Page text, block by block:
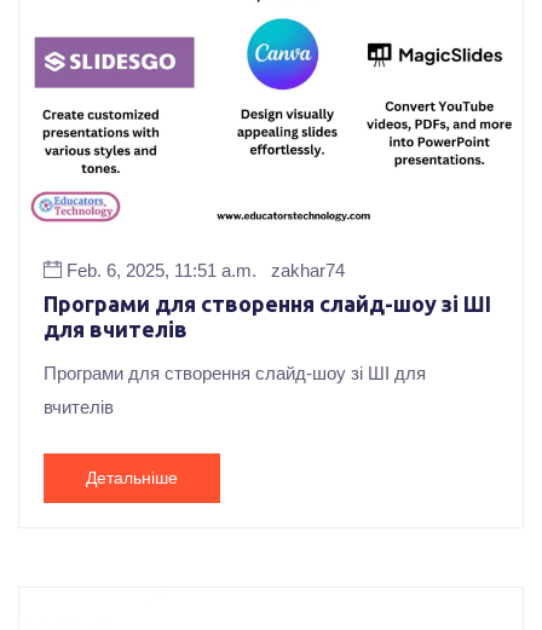
Feb. 6, 2025, 11:51 a.m. zakhar74
Програми для створення слайд-шоу зі ШІ
для вчителів
Програми для створення слайд-шоу зі ШІ для
вчителів
Детальніше